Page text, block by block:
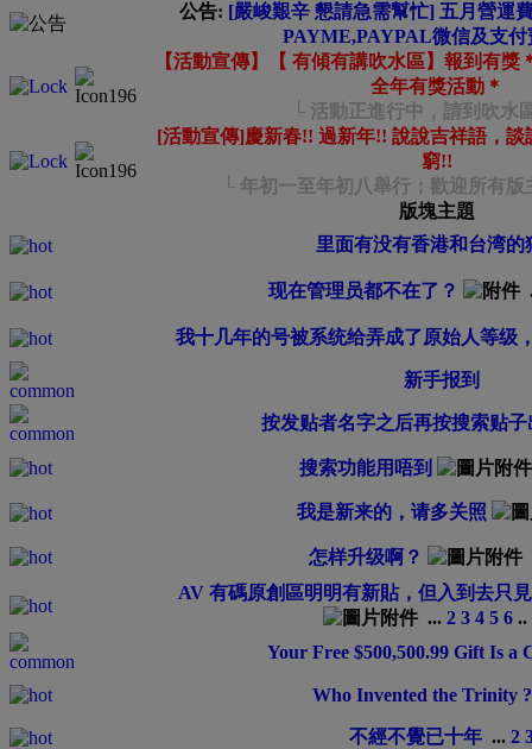
公告: [嚴峻艱辛 懇請急需幫忙] 五月營運
PAYME,PAYPAL微信及支付
【活動宣傳】【 有傾有講吹水區】報到有獎
全年有獎活動＊
└ 活動正進行中，請到吹水
[活動宣傳]慶新春!! 過新年!! 說說吉祥語，
窮!!
└ 年初一至年初八舉行；歡迎所有
版塊主題
里面有没有香港和台湾的
现在管理员都不在了？
我十几年的号被系统给弄成了原始人等级
新手报到
按发贴者名字之后再按搜索贴
搜索功能用唔到
我是新来的，请多关照
怎样升级啊？
AV 有碼原創區明明有新貼，但入到去只
... 2 3 4 5 6..
Your Free $500,500.99 Gift Is a
Who Invented the Trinity ?
不經不覺已十年 ... 2